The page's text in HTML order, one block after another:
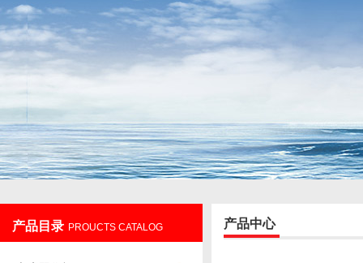
产品目录 PROUCTS CATALOG 产品中心